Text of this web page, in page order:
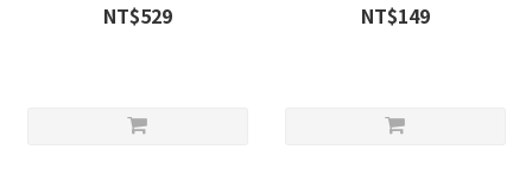
NT$529 NT$149